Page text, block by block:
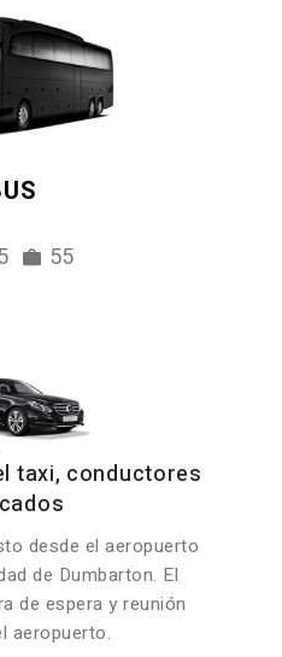
55
taxi, conductores
desde el aeropuerto
de Dumbarton. El
de espera y reunión
aeropuerto.